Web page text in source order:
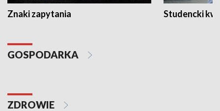
Znaki zapytania Studencki
GOSPODARKA
ZDROWIE